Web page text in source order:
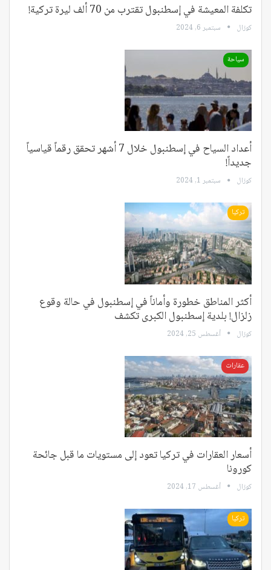
تكلفة المعيشة في إسطنبول تقترب من 70 ألف ليرة تركية!
كوزال سبتمبر 6, 2024
سياحة
أعداد السياح في إسطنبول خلال 7 أشهر تحقق رقماً قياسياً
جديداً!
كوزال سبتمبر 1, 2024
تركيا
أكثر المناطق خطورة وأماناً في إسطنبول في حالة وقوع
زلزال! بلدية إسطنبول الكبرى تكشف
كوزال أغسطس 25, 2024
عقارات
أسعار العقارات في تركيا تعود إلى مستويات ما قبل جائحة
كورونا
كوزال أغسطس 17, 2024
تركيا